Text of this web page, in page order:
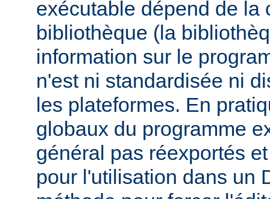
exécutable dépend de la
bibliothèque (la
information sur le
n'est ni standardisée ni
les plateformes. En
globaux du programme
général pas réexportés
pour l'utilisation dans un